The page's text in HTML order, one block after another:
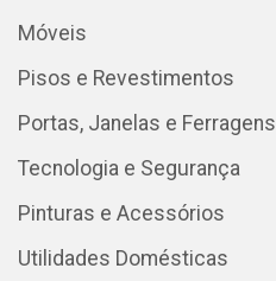
Móveis
Pisos e Revestimentos
Portas, Janelas e Ferragens
Tecnologia e Segurança
Pinturas e Acessórios
Utilidades Domésticas